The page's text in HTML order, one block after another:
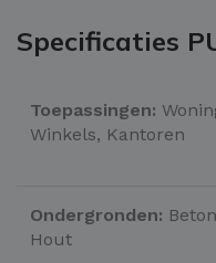
Specificaties
Toepassingen:
Winkels, Kantoren
Ondergronden:
Hout